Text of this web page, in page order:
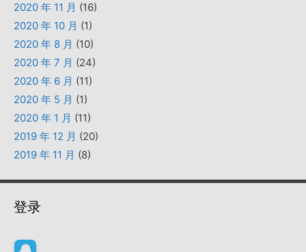
2020 年 11 月 (16)
2020 年 10 月 (1)
2020 年 8 月 (10)
2020 年 7 月 (24)
2020 年 6 月 (11)
2020 年 5 月 (1)
2020 年 1 月 (11)
2019 年 12 月 (20)
2019 年 11 月 (8)
登录